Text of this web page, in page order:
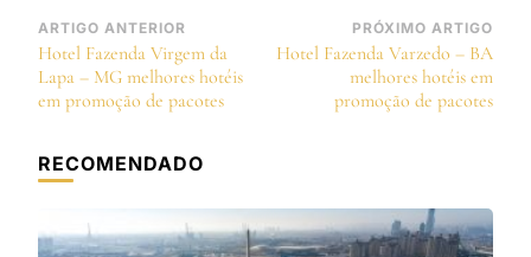
Navegação
de
post
ARTIGO ANTERIOR
Hotel Fazenda Virgem da
Lapa – MG melhores hotéis
em promoção de pacotes
PRÓXIMO ARTIGO
Hotel Fazenda Varzedo – BA
melhores hotéis em
promoção de pacotes
RECOMENDADO